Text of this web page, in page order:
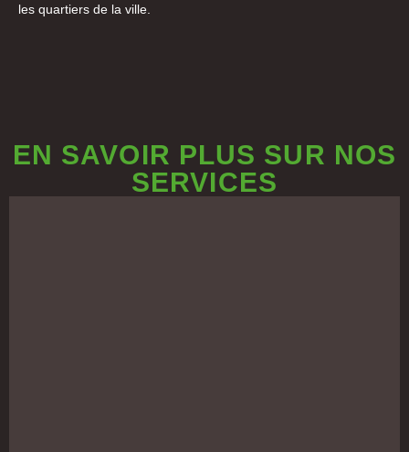
les quartiers de la ville.
EN SAVOIR PLUS SUR NOS
SERVICES